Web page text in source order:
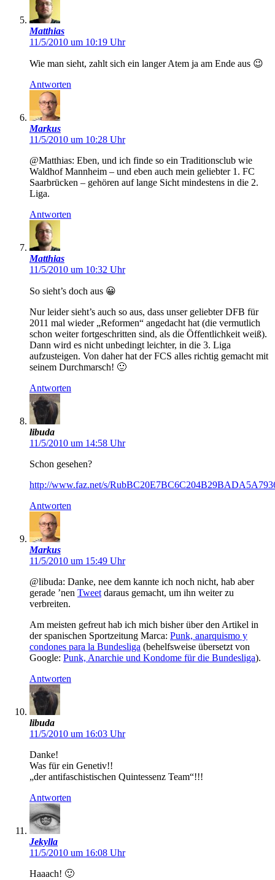
Matthias
11/5/2010 um 10:19 Uhr
Wie man sieht, zahlt sich ein langer Atem ja am Ende aus 😉
Antworten
Markus
11/5/2010 um 10:28 Uhr
@Matthias: Eben, und ich finde so ein Traditionsclub wie
Waldhof Mannheim – und eben auch mein geliebter 1. FC
Saarbrücken – gehören auf lange Sicht mindestens in die 2.
Liga.
Antworten
Matthias
11/5/2010 um 10:32 Uhr
So sieht’s doch aus 😀
Nur leider sieht’s auch so aus, dass unser geliebter DFB für
2011 mal wieder „Reformen“ angedacht hat (die vermutlich
schon weiter fortgeschritten sind, als die Öffentlichkeit weiß).
Dann wird es nicht unbedingt leichter, in die 3. Liga
aufzusteigen. Von daher hat der FCS alles richtig gemacht mit
seinem Durchmarsch! 🙂
Antworten
libuda
11/5/2010 um 14:58 Uhr
Schon gesehen?
http://www.faz.net/s/
Antworten
Markus
11/5/2010 um 15:49 Uhr
@libuda: Danke, nee dem kannte ich noch nicht, hab aber
gerade ’nen Tweet daraus gemacht, um ihn weiter zu
verbreiten.
Am meisten gefreut hab ich mich bisher über den Artikel in
der spanischen Sportzeitung Marca: Punk, anarquismo y
condones para la Bundesliga (behelfsweise übersetzt von
Google: Punk, Anarchie und Kondome für die Bundesliga).
Antworten
libuda
11/5/2010 um 16:03 Uhr
Danke!
Was für ein Genetiv!!
„der antifaschistischen Quintessenz Team“!!!
Antworten
Jekylla
11/5/2010 um 16:08 Uhr
Haaach! 🙂